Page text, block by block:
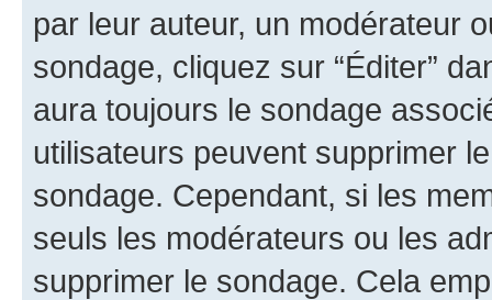
par leur auteur, un modérateur
sondage, cliquez sur “Éditer”
aura toujours le sondage
utilisateurs peuvent supprimer
sondage. Cependant, si les
seuls les modérateurs ou les
supprimer le sondage. Cela